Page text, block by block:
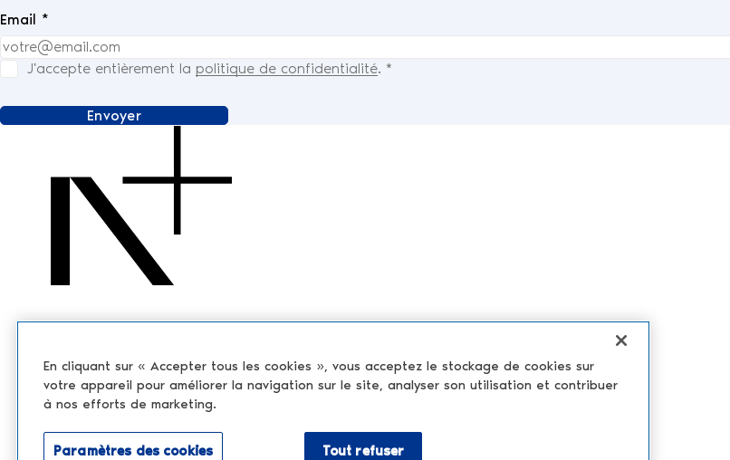
Email *
J'accepte entièrement la politique de confidentialité. *
Envoyer
En cliquant sur « Accepter tous les cookies », vous acceptez le stockage de cookies sur
votre appareil pour améliorer la navigation sur le site, analyser son utilisation et contribuer
à nos efforts de marketing.
Tout refuser
Paramètres des cookies